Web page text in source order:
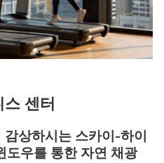
센터
상하시는 스카이-하이
도우를 통한 자연 채광